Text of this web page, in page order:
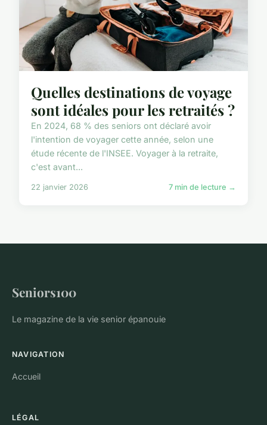
Quelles destinations de voyage
sont idéales pour les retraités ?
En 2024, 68 % des seniors ont déclaré avoir
l'intention de voyager cette année, selon une
étude récente de l'INSEE. Voyager à la retraite,
c'est avant...
22 janvier 2026 7 min de lecture →
Seniors100
Le magazine de la vie senior épanouie
NAVIGATION
Accueil
LÉGAL